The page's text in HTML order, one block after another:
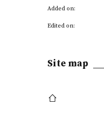
Added on:
Edited on:
Site map